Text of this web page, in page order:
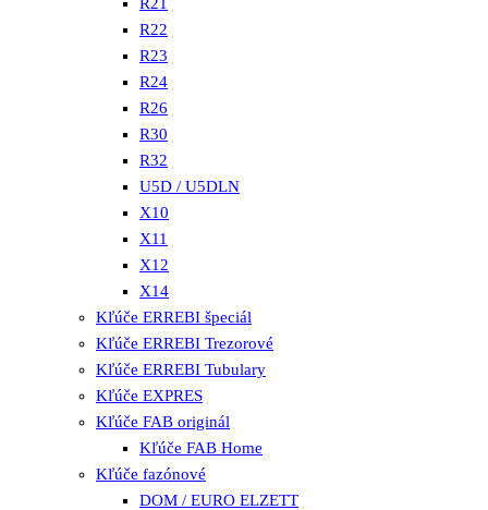
R22
R23
R24
R26
R30
R32
U5D / U5DLN
X10
X11
X12
X14
Kľúče ERREBI špeciál
Kľúče ERREBI Trezorové
Kľúče ERREBI Tubulary
Kľúče EXPRES
Kľúče FAB originál
Kľúče FAB Home
Kľúče fazónové
DOM / EURO ELZETT